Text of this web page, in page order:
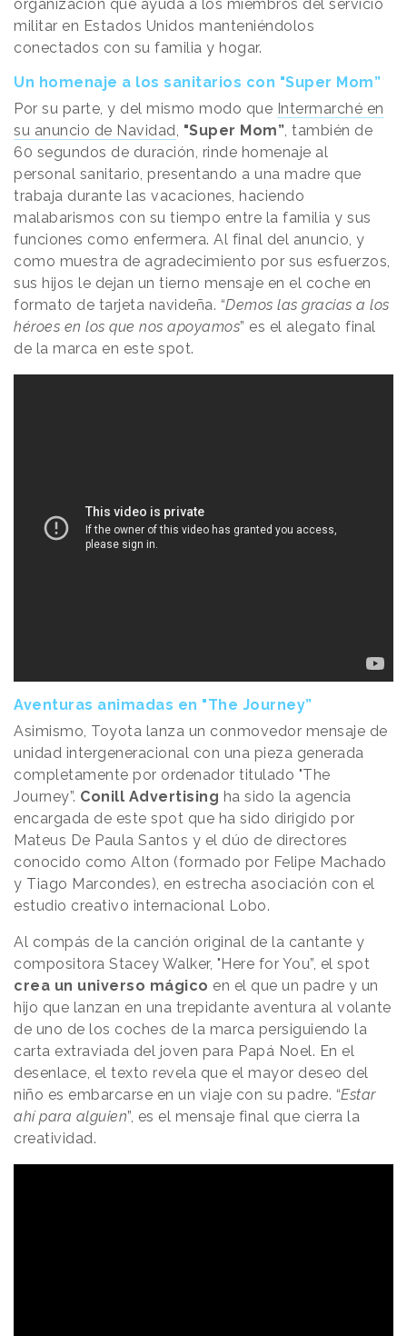
organización que ayuda a los miembros del servicio
militar en Estados Unidos manteniéndolos
conectados con su familia y hogar.
Un homenaje a los sanitarios con "Super Mom”
Por su parte, y del mismo modo que Intermarché en
su anuncio de Navidad "Super Mom” , también de
60 segundos de duración, rinde homenaje al
personal sanitario, presentando a una madre que
trabaja durante las vacaciones, haciendo
malabarismos con su tiempo entre la familia y sus
funciones como enfermera. Al final del anuncio, y
como muestra de agradecimiento por sus esfuerzos,
sus hijos le dejan un tierno mensaje en el coche en
formato de tarjeta navideña. “Demos las gracias a los
héroes en los que nos apoyamos” es el alegato final
de la marca en este spot.
Aventuras animadas en "The Journey”
Asimismo, Toyota lanza un conmovedor mensaje de
unidad intergeneracional con una pieza generada
completamente por ordenador titulado "The
Journey”. Conill Advertising ha sido la agencia
encargada de este spot que ha sido dirigido por
Mateus De Paula Santos y el dúo de directores
conocido como Alton (formado por Felipe Machado
y Tiago Marcondes), en estrecha asociación con el
estudio creativo internacional Lobo.
Al compás de la canción original de la cantante y
compositora Stacey Walker, "Here for You”, el spot
crea un universo mágico en el que un padre y un
hijo que lanzan en una trepidante aventura al volante
de uno de los coches de la marca persiguiendo la
carta extraviada del joven para Papá Noel. En el
desenlace, el texto revela que el mayor deseo del
niño es embarcarse en un viaje con su padre. “Estar
ahí para alguien”, es el mensaje final que cierra la
creatividad.